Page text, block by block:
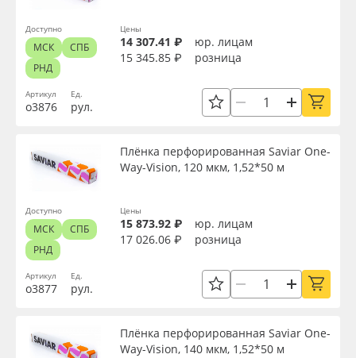
Артикул
о3876
Ед.
рул.
Цены
14 307.41 ₽
юр. лицам
15 345.85 ₽
розница
Доступно
МСК
СПБ
РНД
Артикул
о3877
Плёнка перфорированная Saviar One-
Way-Vision, 120 мкм, 1,52*50 м
Ед.
рул.
Цены
15 873.92 ₽
юр. лицам
17 026.06 ₽
розница
Доступно
МСК
СПБ
РНД
Плёнка перфорированная Saviar One-
Way-Vision, 140 мкм, 1,52*50 м